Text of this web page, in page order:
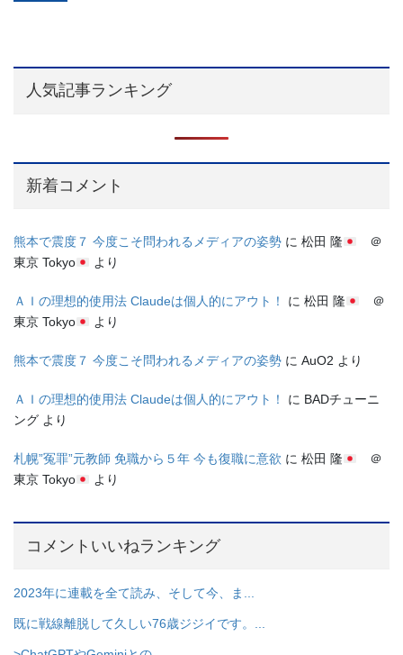
人気記事ランキング
新着コメント
熊本で震度７ 今度こそ問われるメディアの姿勢 に 松田 隆
＠
東京 Tokyo
より
ＡＩの理想的使用法 Claudeは個人的にアウト！ に 松田 隆
＠
東京 Tokyo
より
熊本で震度７ 今度こそ問われるメディアの姿勢 に AuO2 より
ＡＩの理想的使用法 Claudeは個人的にアウト！ に BADチューニ
ング より
札幌”冤罪”元教師 免職から５年 今も復職に意欲 に 松田 隆
＠
東京 Tokyo
より
コメントいいねランキング
2023年に連載を全て読み、そして今、ま...
既に戦線離脱して久しい76歳ジジイです。...